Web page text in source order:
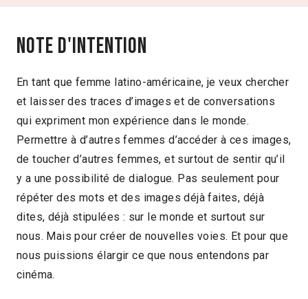
Note d'intention
En tant que femme latino-américaine, je veux chercher
et laisser des traces d’images et de conversations
qui expriment mon expérience dans le monde.
Permettre à d’autres femmes d’accéder à ces images,
de toucher d’autres femmes, et surtout de sentir qu’il
y a une possibilité de dialogue. Pas seulement pour
répéter des mots et des images déjà faites, déjà
dites, déjà stipulées : sur le monde et surtout sur
nous. Mais pour créer de nouvelles voies. Et pour que
nous puissions élargir ce que nous entendons par
cinéma.